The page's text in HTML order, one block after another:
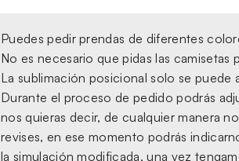
Puedes pedir prendas de diferentes
No es necesario que pidas las
La sublimación posicional solo se
Durante el proceso de pedido podrás
nos quieras decir, de cualquier manera
revises, en ese momento podrás
la simulación modificada, una vez